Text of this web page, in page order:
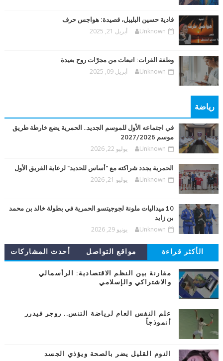
فادية حسين البليبل، قصيدة: هواجس حرف
Unknown أبريل 21, 2025
وطفة الفرات: انبعاث من مجرّات روح بعيدة
Unknown أبريل 09, 2025
رياضة
في اجتماعه الأول للموسم الجديد.. الحمرية يضع خارطة طريق
موسم 2027/2026
Unknown يوليو 22, 2026
الحمرية يجدد شراكته مع "أساس للحديد" لرعاية الفريق الأول
Unknown يوليو 21, 2026
10 ميداليات ملونة لجوجيتسو الحمرية في بطولة خالد بن محمد
بن زايد
Unknown يونيو 29, 2026
الأكثر قراءة مواقع التواصل أحدث المشاركات
مقارنة بين النظم الاقتصادية: الرأسمالي
والاشتراكي والإسلامي
علم النفس العام لرياضة التنس.. روجر فيدرر
أنموذجاً
النوم القليل يضر بالصحة ويؤذي الجسد